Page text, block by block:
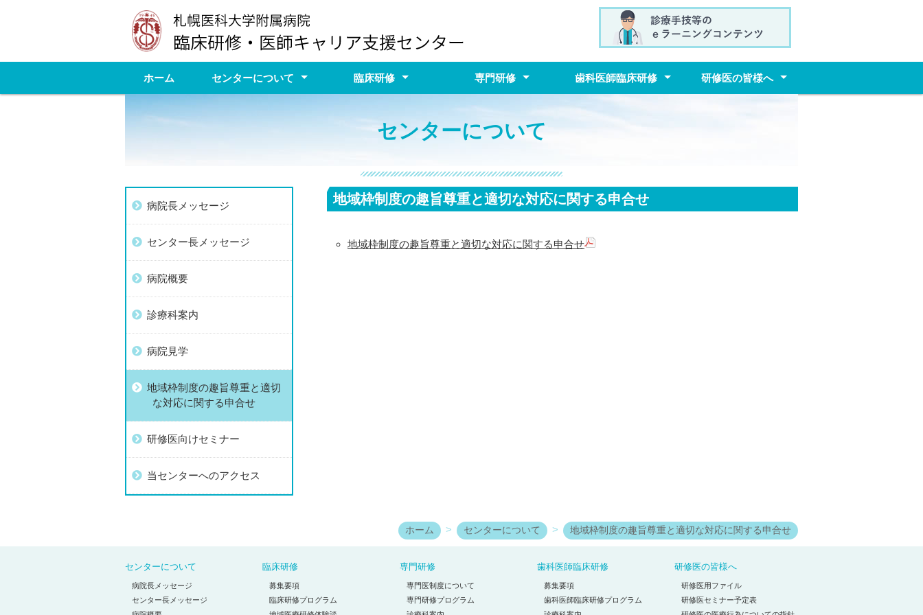
ホーム センターについて 臨床研修
各診療科・部門の概要及びおすす
め研修プラン
専門研修
専門医制度について
専門研修プログラム
診療科案内
病院見学
学位取得について
歯科医師臨床研修
募集要項
歯科医師臨床研修プログラム
診療科案内
臨床研修を修了した先輩からのメ
研修医の皆様へ
センターについて
病院長メッセージ
センター長メッセージ
病院概要
診療科案内
病院見学
地域枠制度の趣旨尊重と適切
な対応に関する申合せ
研修医向けセミナー
当センターへのアクセス
地域枠制度の趣旨尊重と適切な対応に関する申合せ
地域枠制度の趣旨尊重と適切な対応に関する申合せ
ホーム センターについて 地域枠制度の趣旨尊重と適切な対応に関する申合せ
センターについて
病院長メッセージ
センター長メッセージ
臨床研修
募集要項
臨床研修プログラム
専門研修
専門医制度について
専門研修プログラム
歯科医師臨床研修
募集要項
歯科医師臨床研修プログラム
研修医の皆様へ
研修医用ファイル
研修医セミナー予定表